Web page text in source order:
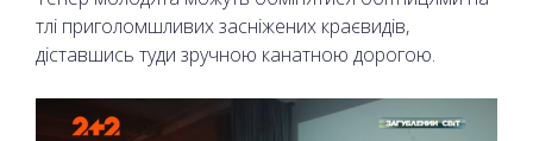
тлі приголомшливих засніжених краєвидів,
діставшись туди зручною канатною дорогою.